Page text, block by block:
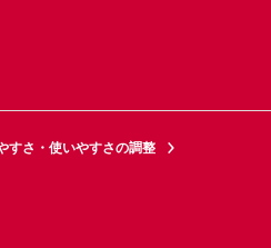
すさ・使いやすさの調整